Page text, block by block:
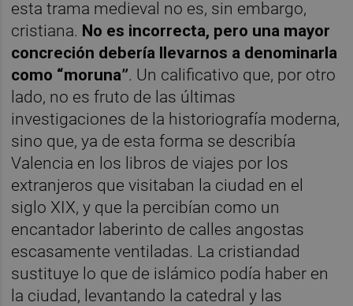
esta trama medieval no es, sin embargo,
cristiana. No es incorrecta, pero una mayor
concreción debería llevarnos a denominarla
como “moruna”. Un calificativo que, por otro
lado, no es fruto de las últimas
investigaciones de la historiografía moderna,
sino que, ya de esta forma se describía
Valencia en los libros de viajes por los
extranjeros que visitaban la ciudad en el
siglo XIX, y que la percibían como un
encantador laberinto de calles angostas
escasamente ventiladas. La cristiandad
sustituye lo que de islámico podía haber en
la ciudad, levantando la catedral y las